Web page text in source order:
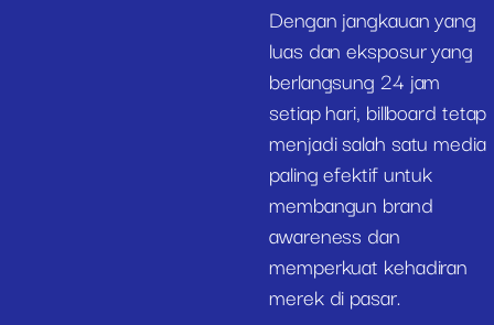
Dengan jangkauan yang
luas dan eksposur yang
berlangsung 24 jam
setiap hari, billboard tetap
menjadi salah satu media
paling efektif untuk
membangun brand
awareness dan
memperkuat kehadiran
merek di pasar.